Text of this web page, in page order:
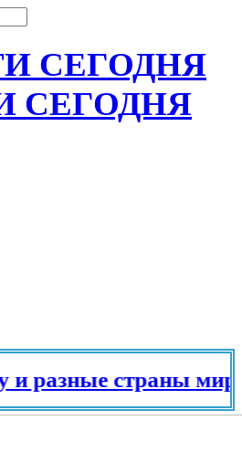
СЕГОДНЯ
страны мира